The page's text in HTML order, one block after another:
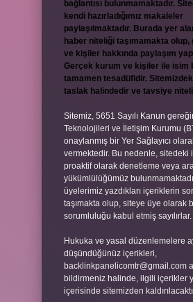
bağlantısı bulunmamaktadır.
kendi hazırladığımız makaleler
paylaşılmaktadır. Burada yer
haber niteliği taşımamakta
ve kişiler hakkında paylaşım
Gerçek kurum ve kişiler ile isim
tamamen tesadüfidir.
taslak halindedir ve tavsiye
Sitemiz, 5651 Sayılı Kanun
Teknolojileri ve İletişim Kurumu
onaylanmış bir Yer Sağlayıcı
vermektedir. Bu nedenle, sitedeki
proaktif olarak denetleme veya
yükümlülüğümüz
üyelerimiz yazdıkları içeriklerin
taşımakta olup, siteye üye olarak
sorumluluğu kabul etmiş sayılırlar.
Hukuka ve yasal düzenlemelere
düşündüğünüz içerikleri,
backlinkpanelicomtr@gmail.com
bildirmeniz halinde, ilgili içerikler
içerisinde sitemizden